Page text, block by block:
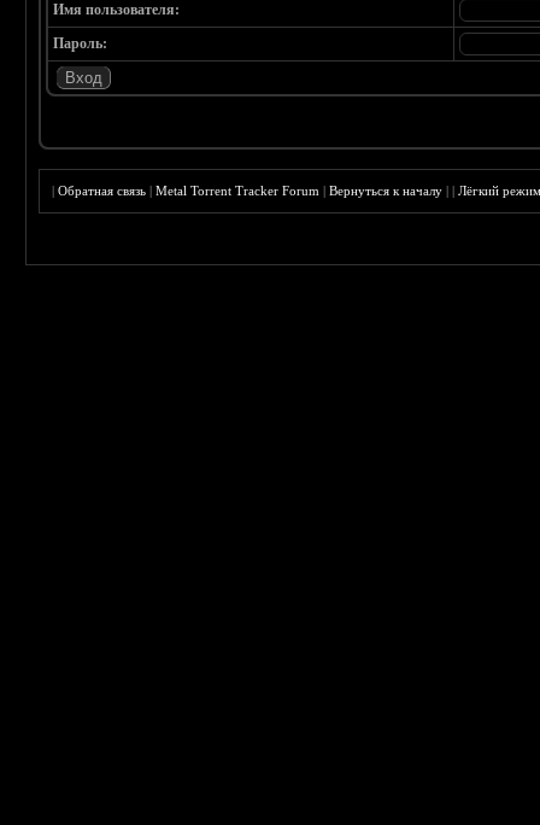
Имя пользователя:
Пароль:
|Обратная связь |Metal Torrent Tracker Forum |Вернуться к началу ||Лёгкий